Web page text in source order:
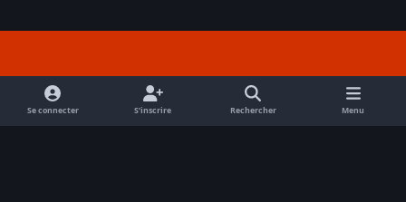
f
a
c
Se connecter S’inscrire Rechercher Menu